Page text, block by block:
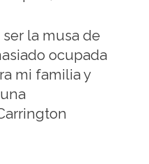
la musa de
ocupada
mi familia y